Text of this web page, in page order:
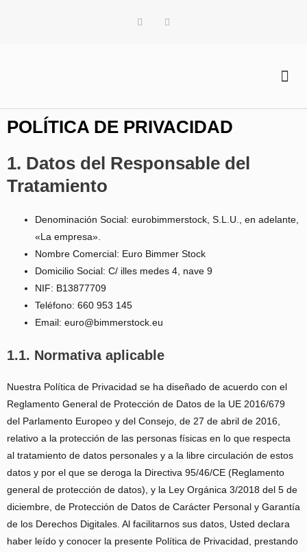
POLÍTICA DE PRIVACIDAD
1. Datos del Responsable del
Tratamiento
Denominación Social: eurobimmerstock, S.L.U., en adelante,
«La empresa».
Nombre Comercial: Euro Bimmer Stock
Domicilio Social: C/ illes medes 4, nave 9
NIF: B13877709
Teléfono: 660 953 145
Email: euro@bimmerstock.eu
1.1. Normativa aplicable
Nuestra Política de Privacidad se ha diseñado de acuerdo con el
Reglamento General de Protección de Datos de la UE 2016/679
del Parlamento Europeo y del Consejo, de 27 de abril de 2016,
relativo a la protección de las personas físicas en lo que respecta
al tratamiento de datos personales y a la libre circulación de estos
datos y por el que se deroga la Directiva 95/46/CE (Reglamento
general de protección de datos), y la Ley Orgánica 3/2018 del 5 de
diciembre, de Protección de Datos de Carácter Personal y Garantía
de los Derechos Digitales. Al facilitarnos sus datos, Usted declara
haber leído y conocer la presente Política de Privacidad, prestando